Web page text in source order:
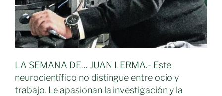
LA SEMANA DE… JUAN LERMA.- Este
neurocientífico no distingue entre ocio y
trabajo. Le apasionan la investigación y la